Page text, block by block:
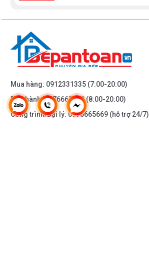
Mua hàng: 0912331335 (7:00-20:00)
Bảo hành:0976665669(8:00-20:00)
Công trình/Đại lý:0976665669 (hỗ trợ 24/7)